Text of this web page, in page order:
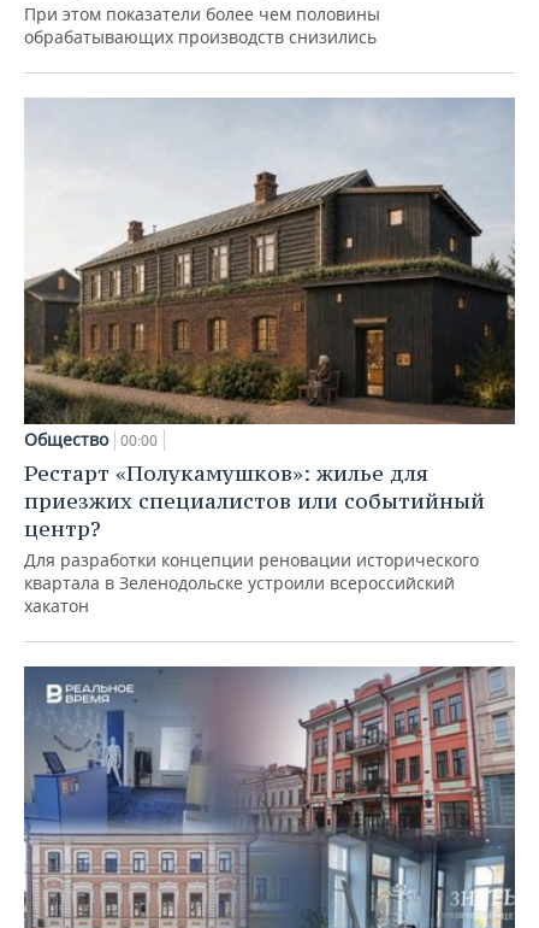
При этом показатели более чем половины
обрабатывающих производств снизились
Общество 00:00
Рестарт «Полукамушков»: жилье для
приезжих специалистов или событийный
центр?
Для разработки концепции реновации исторического
квартала в Зеленодольске устроили всероссийский
хакатон